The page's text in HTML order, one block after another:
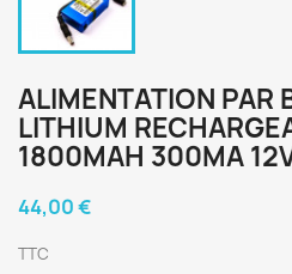
ALIMENTATION PAR
LITHIUM
1800MAH 300MA
44,00 €
TTC